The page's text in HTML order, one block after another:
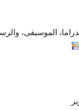
الموسيقى،